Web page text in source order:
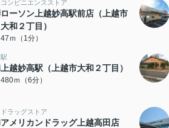
コンビニエンスストア
ローソン上越妙高駅前店（上越市
大和２丁目）
47ｍ（1分）
駅
上越妙高駅（上越市大和２丁目）
480ｍ（6分）
ドラッグストア
アメリカンドラッグ上越高田店